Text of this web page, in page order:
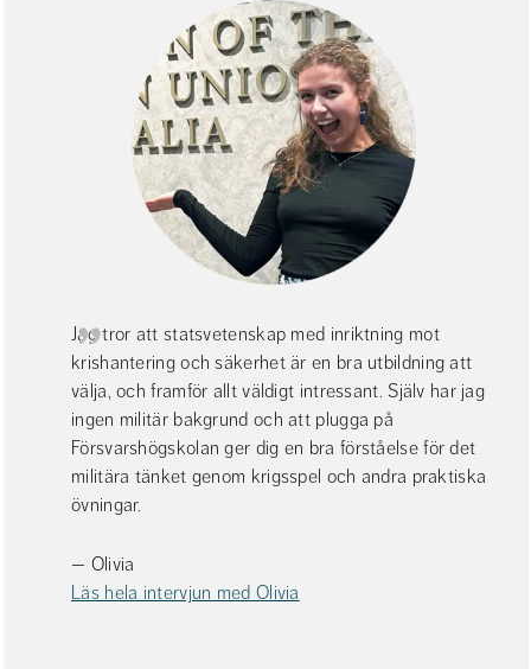
Jag tror att statsvetenskap med inriktning mot
krishantering och säkerhet är en bra utbildning att
välja, och framför allt väldigt intressant. Själv har jag
ingen militär bakgrund och att plugga på
Försvarshögskolan ger dig en bra förståelse för det
militära tänket genom krigsspel och andra praktiska
övningar.
— Olivia
Läs hela intervjun med Olivia